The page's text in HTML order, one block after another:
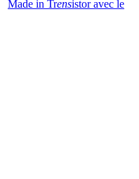
Made in Trensistor avec le